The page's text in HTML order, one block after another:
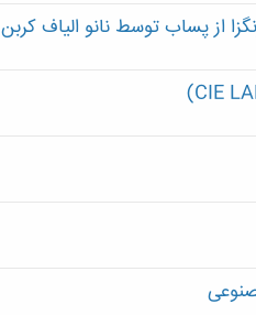
از پساب توسط نانو الیاف کربن